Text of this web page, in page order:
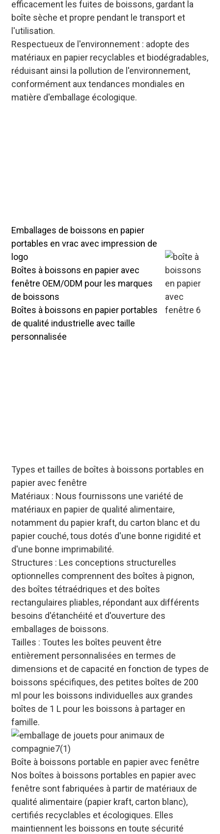
efficacement les fuites de boissons, gardant la
boîte sèche et propre pendant le transport et
l'utilisation.
Respectueux de l'environnement : adopte des
matériaux en papier recyclables et biodégradables,
réduisant ainsi la pollution de l'environnement,
conformément aux tendances mondiales en
matière d'emballage écologique.
Emballages de boissons en papier
portables en vrac avec impression de
logo
Boîtes à boissons en papier avec
fenêtre OEM/ODM pour les marques
de boissons
Boîtes à boissons en papier portables
de qualité industrielle avec taille
personnalisée
Types et tailles de boîtes à boissons portables en
papier avec fenêtre
Matériaux : Nous fournissons une variété de
matériaux en papier de qualité alimentaire,
notamment du papier kraft, du carton blanc et du
papier couché, tous dotés d'une bonne rigidité et
d'une bonne imprimabilité.
Structures : Les conceptions structurelles
optionnelles comprennent des boîtes à pignon,
des boîtes tétraédriques et des boîtes
rectangulaires pliables, répondant aux différents
besoins d'étanchéité et d'ouverture des
emballages de boissons.
Tailles : Toutes les boîtes peuvent être
entièrement personnalisées en termes de
dimensions et de capacité en fonction de types de
boissons spécifiques, des petites boîtes de 200
ml pour les boissons individuelles aux grandes
boîtes de 1 L pour les boissons à partager en
famille.
Boîte à boissons portable en papier avec fenêtre
Nos boîtes à boissons portables en papier avec
fenêtre sont fabriquées à partir de matériaux de
qualité alimentaire (papier kraft, carton blanc),
certifiés recyclables et écologiques. Elles
maintiennent les boissons en toute sécurité